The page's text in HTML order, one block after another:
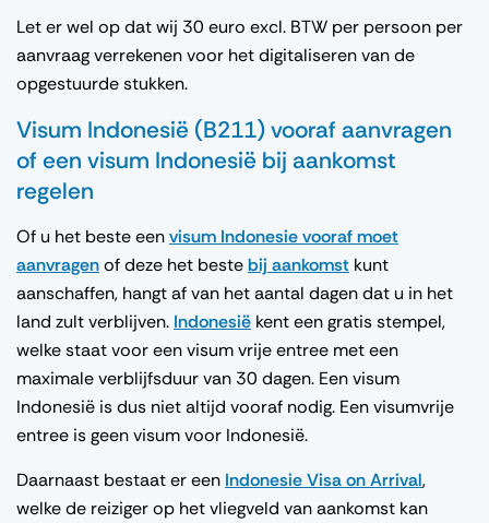
Let er wel op dat wij 30 euro excl. BTW per persoon per
aanvraag verrekenen voor het digitaliseren van de
opgestuurde stukken.
Visum Indonesië (B211) vooraf aanvragen
of een visum Indonesië bij aankomst
regelen
Of u het beste eenvisum Indonesie vooraf moet
aanvragenof deze het bestebij aankomst kunt
aanschaffen, hangt af van het aantal dagen dat u in het
land zult verblijven. Indonesië kent een gratis stempel,
welke staat voor een visum vrije entree met een
maximale verblijfsduur van 30 dagen. Een visum
Indonesië is dus niet altijd vooraf nodig. Een visumvrije
entree is geen visum voor Indonesië.
Daarnaast bestaat er een Indonesie Visa on Arrival,
welke de reiziger op het vliegveld van aankomst kan